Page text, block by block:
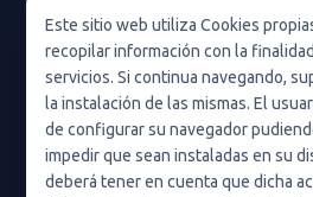
Este sitio web utiliza Cookies
recopilar información con la
servicios. Si continua navegando,
la instalación de las mismas. El
de configurar su navegador
impedir que sean instaladas en su
deberá tener en cuenta que dicha
Política de privacidad en redes sociales
Condiciones de uso
Política de cookies (UE)
Política de cookies
Condiciones generales de contratación